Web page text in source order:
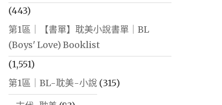
(443)
第1區｜【書單】耽美小說書單｜BL
(Boys' Love) Booklist
(1,551)
第1區｜BL-耽美-小說(315)